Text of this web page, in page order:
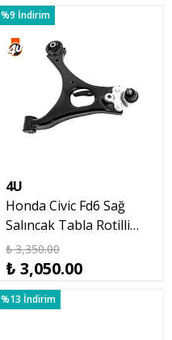
%9 İndirim
4U
Honda Civic Fd6 Sağ
Salıncak Tabla Rotilli
2007 2012
₺ 3,350.00
₺ 3,050.00
%13 İndirim